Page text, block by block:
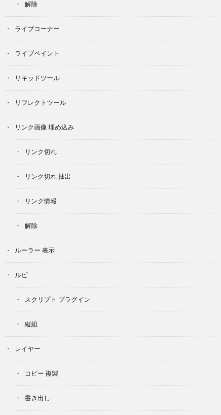
解除
ライブコーナー
ライブペイント
リキッドツール
リフレクトツール
リンク画像 埋め込み
リンク切れ
リンク切れ 抽出
リンク情報
解除
ルーラー 表示
ルビ
スクリプト プラグイン
縦組
レイヤー
コピー 複製
書き出し